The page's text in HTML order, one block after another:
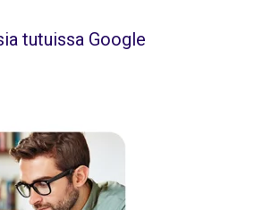
tutuissa Google